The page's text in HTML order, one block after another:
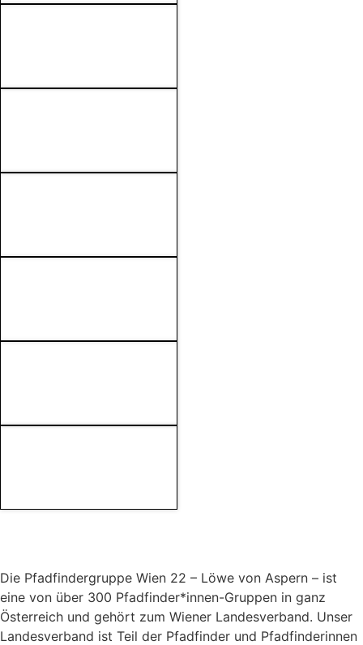
Die Pfadfindergruppe Wien 22 – Löwe von Aspern – ist
eine von über 300 Pfadfinder*innen-Gruppen in ganz
Österreich und gehört zum Wiener Landesverband. Unser
Landesverband ist Teil der Pfadfinder und Pfadfinderinnen